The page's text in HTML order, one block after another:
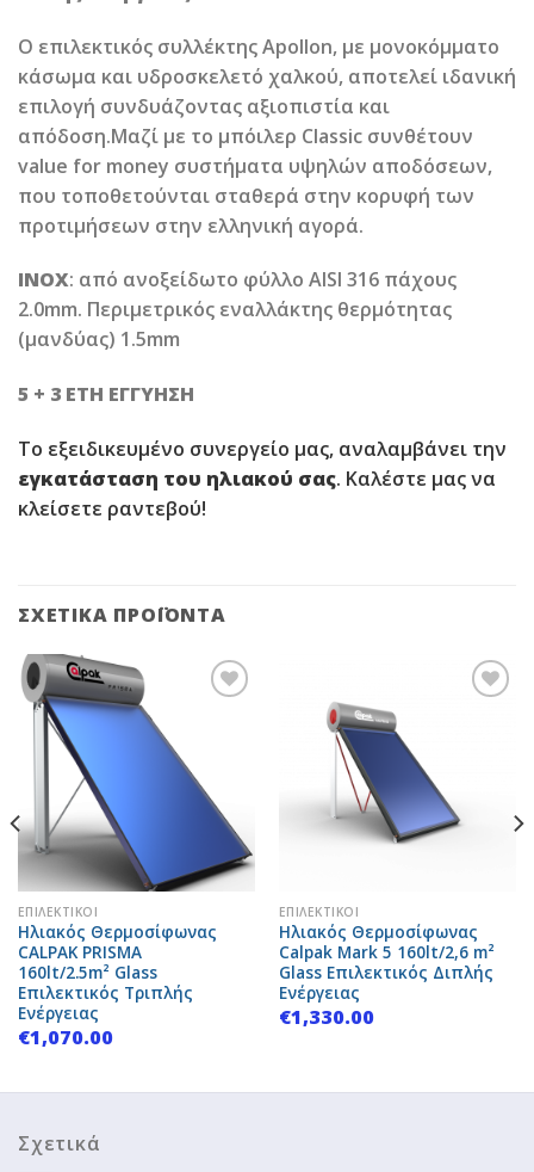
Ο επιλεκτικός συλλέκτης Apollon, με μονοκόμματο
κάσωμα και υδροσκελετό χαλκού, αποτελεί ιδανική
επιλογή συνδυάζοντας αξιοπιστία και
απόδοση.Μαζί με το μπόιλερ Classic συνθέτουν
value for money συστήματα υψηλών αποδόσεων,
που τοποθετούνται σταθερά στην κορυφή των
προτιμήσεων στην ελληνική αγορά.
INOX: από ανοξείδωτο φύλλο AISI 316 πάχους
2.0mm. Περιμετρικός εναλλάκτης θερμότητας
(μανδύας) 1.5mm
5 + 3 ΕΤΗ ΕΓΓΥΗΣΗ
Το εξειδικευμένο συνεργείο μας, αναλαμβάνει την
εγκατάσταση του ηλιακού σας. Καλέστε μας να
κλείσετε ραντεβού!
ΣΧΕΤΙΚΆ ΠΡΟΪΌΝΤΑ
Wishlist
ΕΠΙΛΕΚΤΙΚΟΊ
Ηλιακός Θερμοσίφωνας
CALPAK PRISMA
160lt/2.5m² Glass
Επιλεκτικός Τριπλής
Ενέργειας
€1,070.00
ΕΠΙΛΕΚΤΙΚΟΊ
Ηλιακός Θερμοσίφωνας
Calpak Mark 5 160lt/2,6 m²
Glass Επιλεκτικός Διπλής
Ενέργειας
€1,330.00
Σχετικά